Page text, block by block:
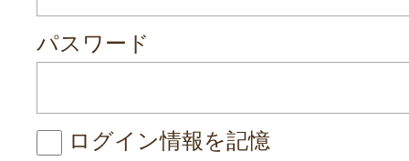
パスワード
ログイン情報を記憶